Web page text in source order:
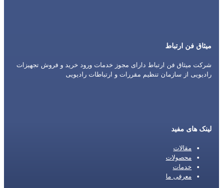
میثاق فن ارتباط
شرکت میثاق فن ارتباط دارای مجوز خدمات ورود خرید و فروش تجهیزات
رادیویی از سازمان تنظیم مقررات و ارتباطات رادیویی
لینک های مفید
مقالات
محصولات
خدمات
معرفی ما